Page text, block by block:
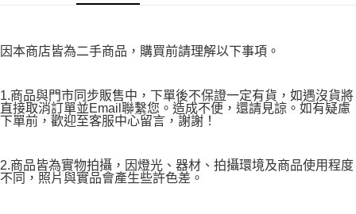
請求用戶進行身份認證。
因本商店皆為二手商品，購買前請理解以下事項。
1.商品與門市同步販售中，下單後不保證一定有貨，如遇沒貨將
直接取消訂單並Email聯繫您。造成不便，還請見諒。如有疑慮
下單前，歡迎至客服中心留言，謝謝！
2.商品皆為實物拍攝，因燈光、器材、拍攝環境及商品使用程度
不同，照片與實品會產生些許色差。